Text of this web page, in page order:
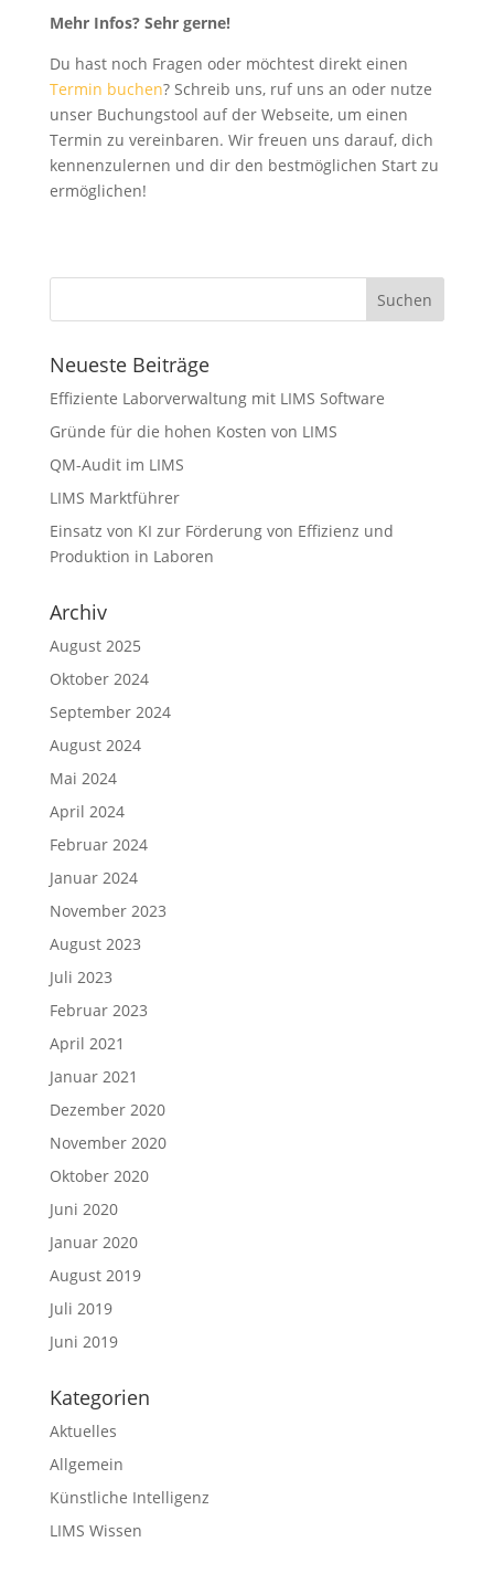
Mehr Infos? Sehr gerne!
Du hast noch Fragen oder möchtest direkt einen
Termin buchen? Schreib uns, ruf uns an oder nutze
unser Buchungstool auf der Webseite, um einen
Termin zu vereinbaren. Wir freuen uns darauf, dich
kennenzulernen und dir den bestmöglichen Start zu
ermöglichen!
Neueste Beiträge
Effiziente Laborverwaltung mit LIMS Software
Gründe für die hohen Kosten von LIMS
QM-Audit im LIMS
LIMS Marktführer
Einsatz von KI zur Förderung von Effizienz und
Produktion in Laboren
Archiv
August 2025
Oktober 2024
September 2024
August 2024
Mai 2024
April 2024
Februar 2024
Januar 2024
November 2023
August 2023
Juli 2023
Februar 2023
April 2021
Januar 2021
Dezember 2020
November 2020
Oktober 2020
Juni 2020
Januar 2020
August 2019
Juli 2019
Juni 2019
Kategorien
Aktuelles
Allgemein
Künstliche Intelligenz
LIMS Wissen